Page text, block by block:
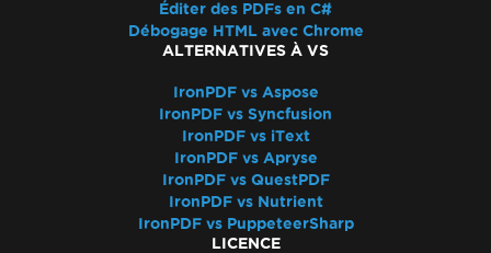
IronPdf.Native.UpdatedChrome
Le PDF diffère de l'aperçu avant impression
Incompatibilité de l'assemblage après mise à
niveau de version
Redimensionner, étendre, transformer
Mélange des versions des produits Iron
WCAG et PDF/UA
Sauts de page CSS
Éditer des PDFs en C#
Débogage HTML avec Chrome
ALTERNATIVES À VS
IronPDF vs Aspose
IronPDF vs Syncfusion
IronPDF vs iText
IronPDF vs Apryse
IronPDF vs QuestPDF
IronPDF vs Nutrient
IronPDF vs PuppeteerSharp
LICENCE